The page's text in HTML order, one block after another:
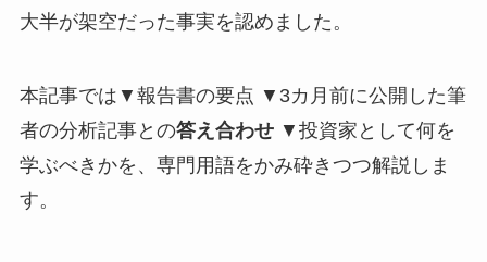
大半が架空だった事実を認めました。
本記事では▼報告書の要点 ▼3カ月前に公開した筆
者の分析記事との答え合わせ▼投資家として何を
学ぶべきかを、専門用語をかみ砕きつつ解説しま
す。